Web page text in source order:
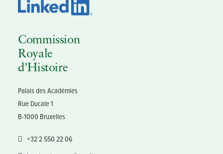
Commission
Royale
d'Histoire
Palais des Académies
Rue Ducale 1
B-1000 Bruxelles
+32 2 550 22 06